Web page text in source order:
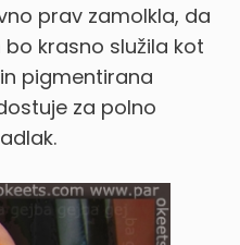
prav zamolkla, da
krasno služila kot
pigmentirana
za polno